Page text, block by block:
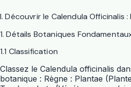
I. Découvrir le Calendula Officinalis :
1. Détails Botaniques
1.1 Classification
Classez le Calendula officinalis
botanique : Règne : Plantae